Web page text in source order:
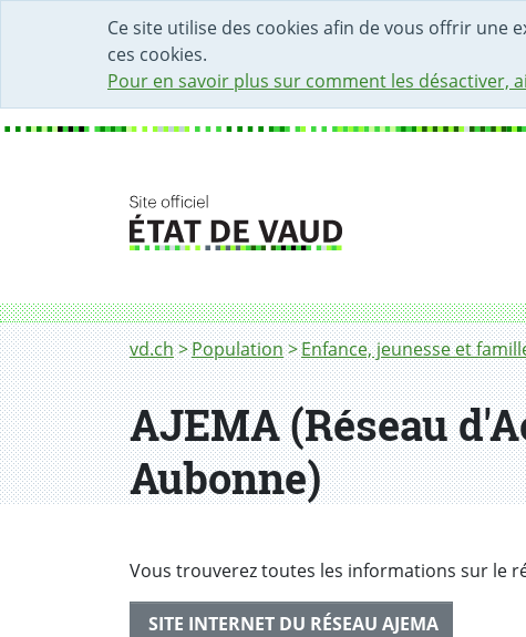
Ce site utilise des cookies afin de vous offrir une
ces cookies.
Pour en savoir plus sur comment les
DÉBUT DU CONTENU DE LA PAGE
ACCÈS AU CHAMP DE RECHERCHE
PAGE D'ACCUEIL
FORMULAIRE DE CONTACT
Fil d'Ariane
vd.ch Population Enfance, jeunesse et
AJEMA (Réseau
Aubonne)
Vous trouverez toutes les informations sur le
SITE INTERNET DU RÉSEAU AJEMA